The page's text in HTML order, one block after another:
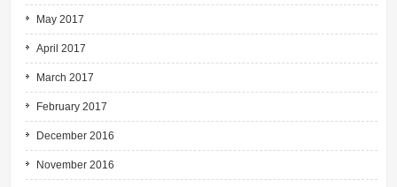
May 2017
April 2017
March 2017
February 2017
December 2016
November 2016